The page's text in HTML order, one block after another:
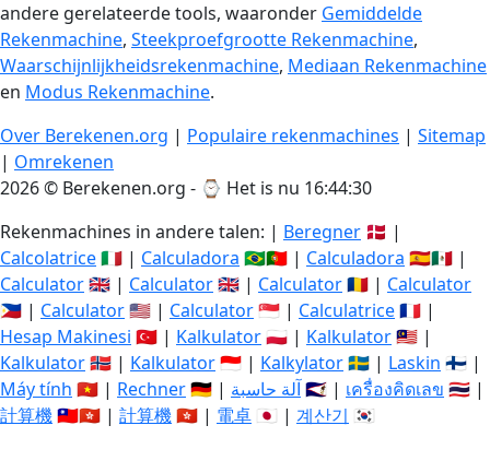
andere gerelateerde tools, waaronder Gemiddelde
Rekenmachine, Steekproefgrootte Rekenmachine,
Waarschijnlijkheidsrekenmachine, Mediaan Rekenmachine
en Modus Rekenmachine.
Over Berekenen.org | Populaire rekenmachines | Sitemap
| Omrekenen
2026 © Berekenen.org - ⌚ Het is nu 16:44:31
Rekenmachines in andere talen: | Beregner 🇩🇰 |
Calcolatrice🇮🇹 | Calculadora 🇧🇷🇵🇹 | Calculadora 🇪🇸🇲🇽 |
Calculator🇬🇧 | Calculator🇬🇧 | Calculator🇷🇴 | Calculator
🇵🇭 | Calculator🇺🇸 | Calculator🇸🇬 | Calculatrice🇫🇷 |
Hesap Makinesi 🇹🇷 | Kalkulator🇵🇱 | Kalkulator🇲🇾 |
Kalkulator🇳🇴 | Kalkulator🇮🇩 | Kalkylator🇸🇪 | Laskin 🇫🇮 |
Máy tính 🇻🇳 | Rechner🇩🇪 | آلة حاسبة🇸🇦 | เครื่องคิดเลข 🇹🇭 |
計算機🇹🇼🇭🇰 | 計算機🇭🇰 | 電卓 🇯🇵 | 계산기 🇰🇷